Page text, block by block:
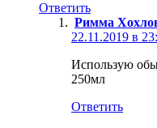
Ответить
Римма
22.11.2019 в
Использую
250мл
Ответить